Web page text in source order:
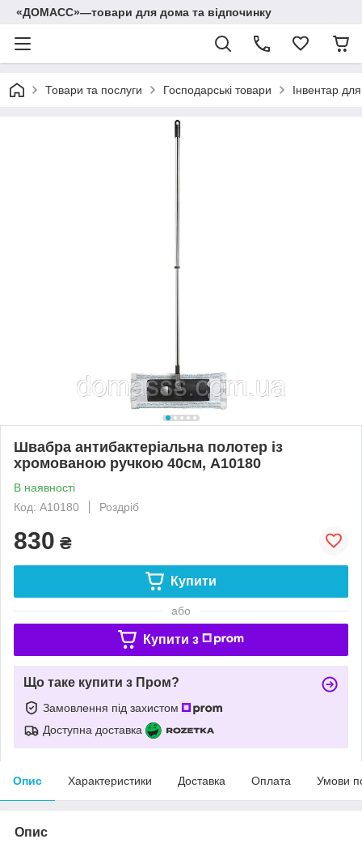
«ДОМАСС»—товари для дома та відпочинку
Товари та послуги Господарські товари Інвентар
Швабра антибактеріальна полотер із
хромованою ручкою 40см, A10180
В наявності
Код: A10180
Роздріб
830 ₴
Купити
або
Купити з
Що таке купити з Пром?
Замовлення під захистом
Доступна доставка
Опис Характеристики Доставка Оплата Умови
Опис